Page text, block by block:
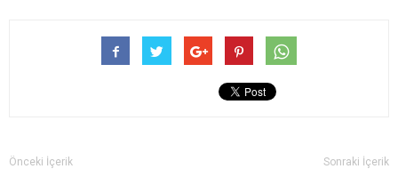
Önceki İçerik Sonraki İçerik